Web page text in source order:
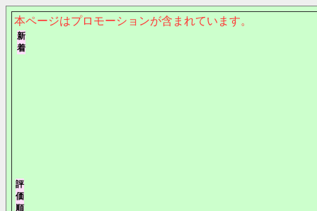
本ページはプロモーションが含まれています。